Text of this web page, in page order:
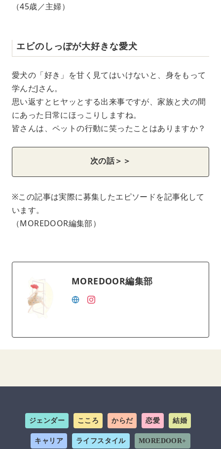
（45歳／主婦）
エビのしっぽが大好きな愛犬
愛犬の「好き」を甘く見てはいけないと、身をもって
学んだJさん。
思い返すとヒヤッとする出来事ですが、家族と犬の間
にあった日常にほっこりしますね。
皆さんは、ペットの行動に笑ったことはありますか？
次の話＞＞
※この記事は実際に募集したエピソードを記事化して
います。
（MOREDOOR編集部）
MOREDOOR編集部
ジェンダー こころ からだ 恋愛 結婚
キャリア ライフスタイル MOREDOOR+